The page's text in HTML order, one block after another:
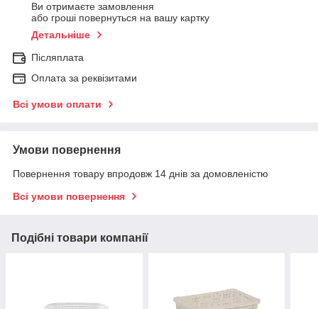
Ви отримаєте замовлення
або гроші повернуться на вашу картку
Детальніше
Післяплата
Оплата за реквізитами
Всі умови оплати
Умови повернення
Повернення товару впродовж 14 днів за домовленістю
Всі умови повернення
Подібні товари компанії